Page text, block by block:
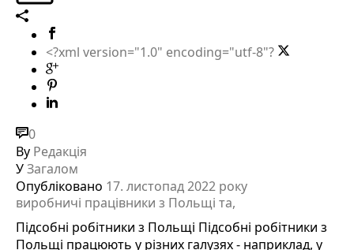
<?xml version="1.0" encoding="utf-8"?
0
By Редакція
УЗагалом
Опубліковано 17. листопад 2022 року
виробничі працівники з Польщі та,
Підсобні робітники з Польщі Підсобні робітники з
Польщі працюють у різних галузях - наприклад, у